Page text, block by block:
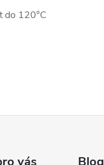
do 120°C
vás Blog